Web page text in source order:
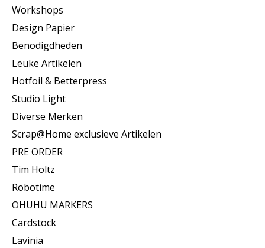
Workshops
Design Papier
Benodigdheden
Leuke Artikelen
Hotfoil & Betterpress
Studio Light
Diverse Merken
Scrap@Home exclusieve Artikelen
PRE ORDER
Tim Holtz
Robotime
OHUHU MARKERS
Cardstock
Lavinia